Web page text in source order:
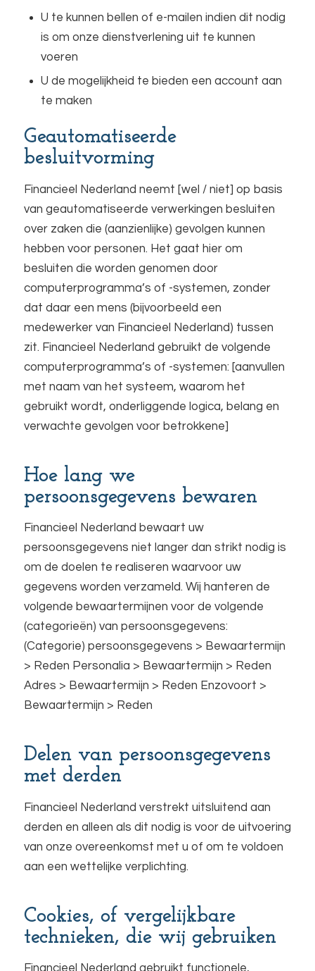
U te kunnen bellen of e-mailen indien dit nodig
is om onze dienstverlening uit te kunnen
voeren
U de mogelijkheid te bieden een account aan
te maken
Geautomatiseerde
besluitvorming
Financieel Nederland neemt [wel / niet] op basis
van geautomatiseerde verwerkingen besluiten
over zaken die (aanzienlijke) gevolgen kunnen
hebben voor personen. Het gaat hier om
besluiten die worden genomen door
computerprogramma’s of -systemen, zonder
dat daar een mens (bijvoorbeeld een
medewerker van Financieel Nederland) tussen
zit. Financieel Nederland gebruikt de volgende
computerprogramma’s of -systemen: [aanvullen
met naam van het systeem, waarom het
gebruikt wordt, onderliggende logica, belang en
verwachte gevolgen voor betrokkene]
Hoe lang we
persoonsgegevens bewaren
Financieel Nederland bewaart uw
persoonsgegevens niet langer dan strikt nodig is
om de doelen te realiseren waarvoor uw
gegevens worden verzameld. Wij hanteren de
volgende bewaartermijnen voor de volgende
(categorieën) van persoonsgegevens:
(Categorie) persoonsgegevens > Bewaartermijn
> Reden Personalia > Bewaartermijn > Reden
Adres > Bewaartermijn > Reden Enzovoort >
Bewaartermijn > Reden
Delen van persoonsgegevens
met derden
Financieel Nederland verstrekt uitsluitend aan
derden en alleen als dit nodig is voor de uitvoering
van onze overeenkomst met u of om te voldoen
aan een wettelijke verplichting.
Cookies, of vergelijkbare
technieken, die wij gebruiken
Financieel Nederland gebruikt functionele,